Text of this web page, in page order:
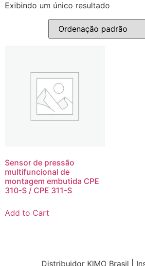
Exibindo um único resultado
Sensor de pressão
multifuncional de
montagem embutida CPE
310-S / CPE 311-S
Add to Cart
Distribuidor KIMO Brasil |